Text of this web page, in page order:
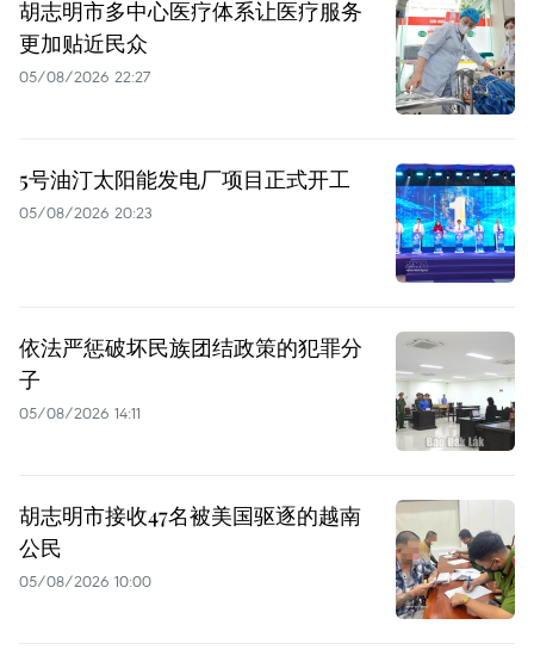
胡志明市多中心医疗体系让医疗服务
更加贴近民众
05/08/2026 22:27
5号油汀太阳能发电厂项目正式开工
05/08/2026 20:23
依法严惩破坏民族团结政策的犯罪分
子
05/08/2026 14:11
胡志明市接收47名被美国驱逐的越南
公民
05/08/2026 10:00